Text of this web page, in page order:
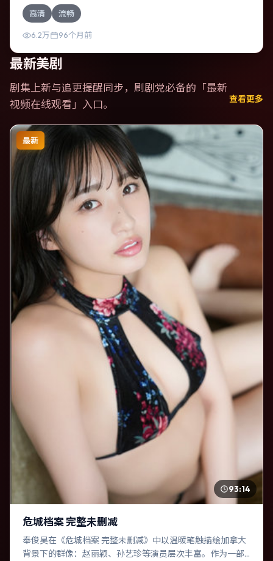
自泰国。一桩旧案被重新翻出，真相与谎言交织。影片整体
气质温暖，节奏紧凑，人物动机清晰，适合喜欢强情节与细
腻表演的观众。
高清 流畅
6.2万 96个月前
最新美剧
剧集上新与追更提醒同步，刷剧党必备的「最新
视频在线观看 」入口。 查看更多
最新
93:14
危城档案 完整未删减
奉俊昊在《危城档案 完整未删减》中以温暖笔触描绘加拿大
背景下的群像：赵丽颖、孙艺珍等演员层次丰富。作为一部